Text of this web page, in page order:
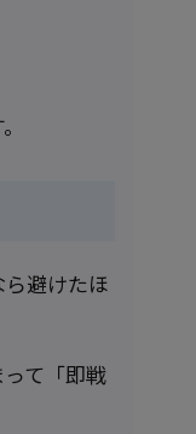
避けたほ
て「即戦